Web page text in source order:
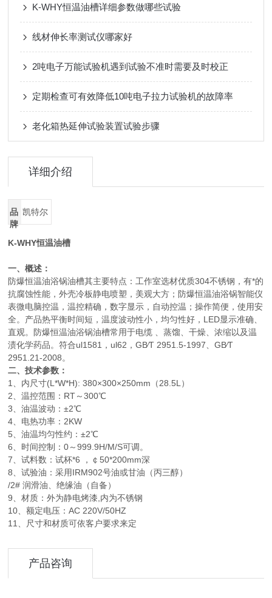
K-WHY恒温油槽详细参数做哪些试验
线材伸长率测试仪哪家好
2吨电子万能试验机遇到试验不准时需要及时校正
定期检查可有效降低10吨电子拉力试验机的故障率
老化箱热延伸试验装置试验步骤
详细介绍
品
牌
凯特尔
K-WHY恒温油槽
一、概述：
防爆恒温油浴锅油槽其主要特点：工作室选材优质304不锈钢，有*的
抗腐蚀性能，外壳冷板静电喷塑，美观大方；防爆恒温油浴锅智能仪
表微电脑控温，温控精确，数字显示，自动控温；操作简便，使用安
全。产品热平衡时间短，温度波动性小，均匀性好，LED显示准确、
直观。防爆恒温油浴锅油槽常用于电缆 、蒸馏、干燥、浓缩以及温
渍化学药品。符合ul1581，ul62，GB∕T 2951.5-1997、GB∕T
2951.21-2008。
二、技术参数：
1、内尺寸(L*W*H): 380×300×250mm（28.5L）
2、温控范围：RT～300℃
3、油温波动：±2℃
4、电热功率：2KW
5、油温均匀性约：±2℃
6、时间控制：0～999.9H/M/S可调。
7、试料数：试杯*6 ，￠50*200mm深
8、试验油：采用IRM902号油或甘油（丙三醇）
/2# 润滑油、绝缘油（自备）
9、材质：外为静电烤漆,内为不锈钢
10、额定电压：AC 220V/50HZ
11、尺寸和材质可依客户要求来定
产品咨询